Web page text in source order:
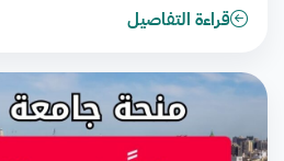
قراءة التفاصيل